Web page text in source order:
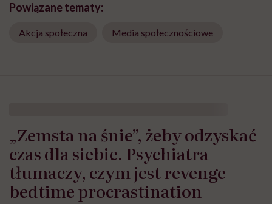
Powiązane tematy:
Akcja społeczna Media społecznościowe
„Zemsta na śnie”, żeby odzyskać
czas dla siebie. Psychiatra
tłumaczy, czym jest revenge
bedtime procrastination